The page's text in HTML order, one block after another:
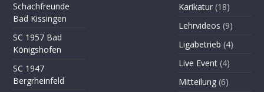
Schachfreunde
Bad Kissingen
SC 1957 Bad
Königshofen
SC 1947
Bergrheinfeld
Karikatur (18)
Lehrvideos (9)
Ligabetrieb (4)
Live Event (4)
Mitteilung (6)